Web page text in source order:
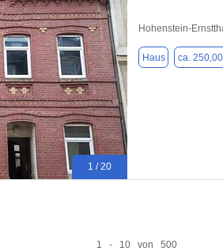
1 / 20
Hohenstein-
Haus ca. 250,00
1 - 10 von 500